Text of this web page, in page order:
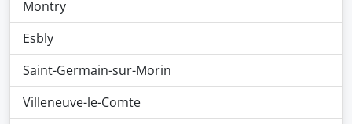
Montry
Esbly
Saint-Germain-sur-Morin
Villeneuve-le-Comte